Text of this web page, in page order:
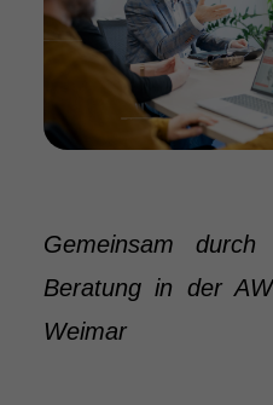
Gemeinsam
Beratung in der
Weimar